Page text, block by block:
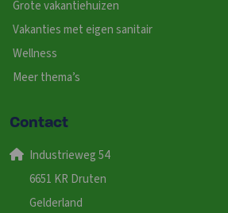
Grote vakantiehuizen
Vakanties met eigen sanitair
Wellness
Meer thema’s
Contact
Industrieweg 54
6651 KR Druten
Gelderland